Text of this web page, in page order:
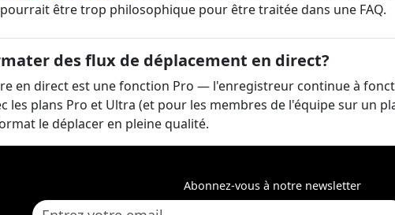
être trop philosophique pour être traitée dans une FAQ.
des flux de déplacement en direct?
en direct est une fonction Pro — l'enregistreur continue à
les plans Pro et Ultra (et pour les membres de l'équipe sur un
le déplacer en pleine qualité.
Abonnez-vous à notre newsletter